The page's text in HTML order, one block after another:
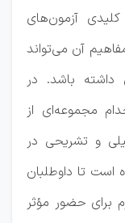
آزمون‌های
آن می‌تواند
داشته باشد. در
مجموعه‌ای از
و تشریحی در
است تا داوطلبان
برای حضور مؤثر